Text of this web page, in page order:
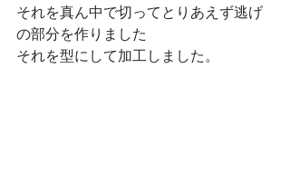
それを真ん中で切ってとりあえず逃げ
の部分を作りました
それを型にして加工しました。